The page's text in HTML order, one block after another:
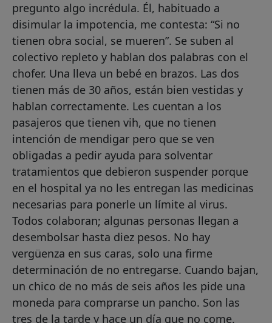
pregunto algo incrédula. Él, habituado a
disimular la impotencia, me contesta: “Si no
tienen obra social, se mueren”. Se suben al
colectivo repleto y hablan dos palabras con el
chofer. Una lleva un bebé en brazos. Las dos
tienen más de 30 años, están bien vestidas y
hablan correctamente. Les cuentan a los
pasajeros que tienen vih, que no tienen
intención de mendigar pero que se ven
obligadas a pedir ayuda para solventar
tratamientos que debieron suspender porque
en el hospital ya no les entregan las medicinas
necesarias para ponerle un límite al virus.
Todos colaboran; algunas personas llegan a
desembolsar hasta diez pesos. No hay
vergüenza en sus caras, solo una firme
determinación de no entregarse. Cuando bajan,
un chico de no más de seis años les pide una
moneda para comprarse un pancho. Son las
tres de la tarde y hace un día que no come.